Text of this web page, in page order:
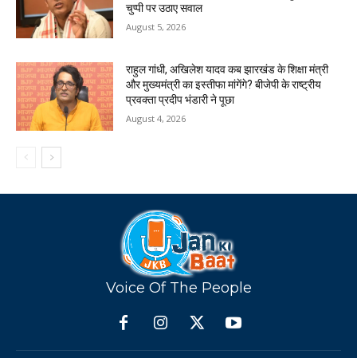
चुप्पी पर उठाए सवाल
August 5, 2026
राहुल गांधी, अखिलेश यादव कब झारखंड के शिक्षा मंत्री
और मुख्यमंत्री का इस्तीफा मांगेंगे? बीजेपी के राष्ट्रीय
प्रवक्ता प्रदीप भंडारी ने पूछा
August 4, 2026
Voice Of The People